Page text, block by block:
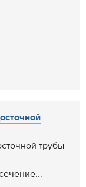
трубы